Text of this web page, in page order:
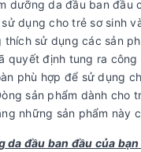
dưỡng da đầu ban đầu
dụng cho trẻ sơ sinh
sử dụng các sản
quyết định tung ra
phù hợp để sử dụng
sản phẩm dành cho
những sản phẩm này
da đầu ban đầu của